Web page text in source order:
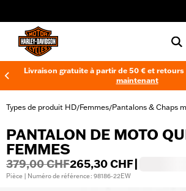
Livraison gratuite à partir de 50 € et
maintenant
Types de produit HD/Femmes/Pantalons & Chaps
PANTALON DE MOTO
FEMMES
379,00 CHF265,30 CHF
Pièce | Numéro de référence : 98186-22EW